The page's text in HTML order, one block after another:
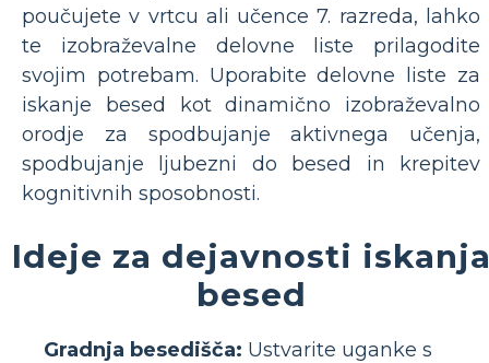
poučujete v vrtcu ali učence 7. razreda, lahko
te izobraževalne delovne liste prilagodite
svojim potrebam. Uporabite delovne liste za
iskanje besed kot dinamično izobraževalno
orodje za spodbujanje aktivnega učenja,
spodbujanje ljubezni do besed in krepitev
kognitivnih sposobnosti.
Ideje za dejavnosti
besed
Gradnja besedišča: Ustvarite uganke s